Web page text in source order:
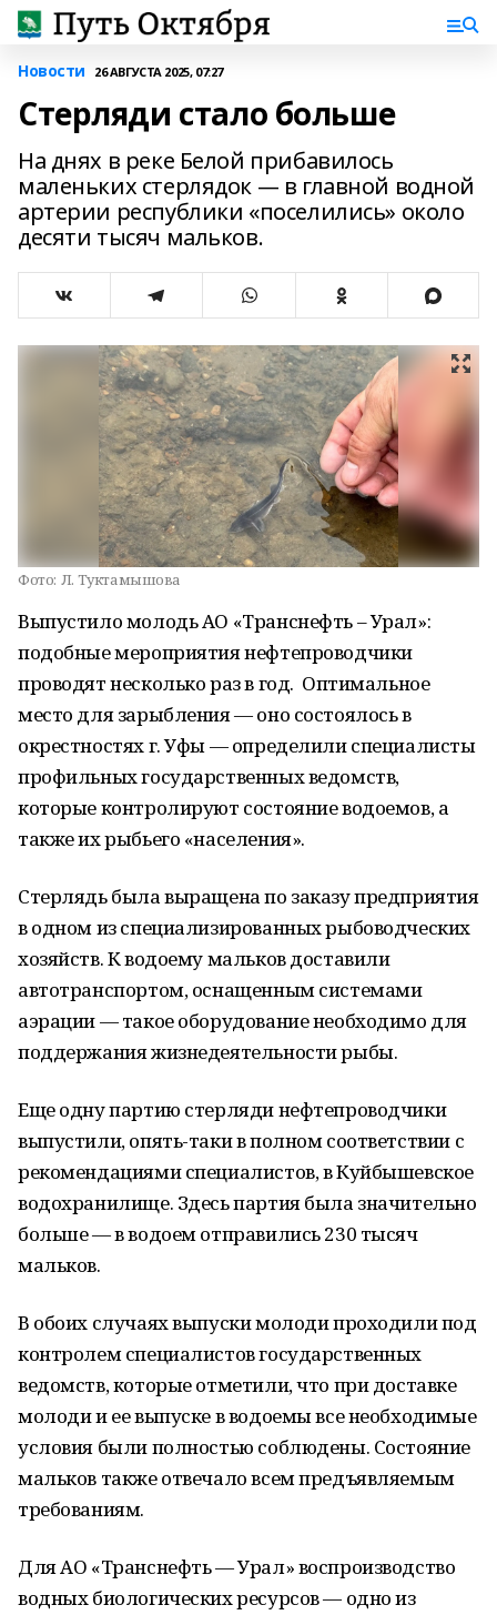
Новости 26 АВГУСТА 2025, 07:27
Стерляди стало больше
На днях в реке Белой прибавилось
маленьких стерлядок — в главной водной
артерии республики «поселились» около
десяти тысяч мальков.
Фото: Л. Туктамышова
Выпустило молодь АО «Транснефть – Урал»:
подобные мероприятия нефтепроводчики
проводят несколько раз в год. Оптимальное
место для зарыбления — оно состоялось в
окрестностях г. Уфы — определили специалисты
профильных государственных ведомств,
которые контролируют состояние водоемов, а
также их рыбьего «населения».
Стерлядь была выращена по заказу предприятия
в одном из специализированных рыбоводческих
хозяйств. К водоему мальков доставили
автотранспортом, оснащенным системами
аэрации — такое оборудование необходимо для
поддержания жизнедеятельности рыбы.
Еще одну партию стерляди нефтепроводчики
выпустили, опять-таки в полном соответствии с
рекомендациями специалистов, в Куйбышевское
водохранилище. Здесь партия была значительно
больше — в водоем отправились 230 тысяч
мальков.
В обоих случаях выпуски молоди проходили под
контролем специалистов государственных
ведомств, которые отметили, что при доставке
молоди и ее выпуске в водоемы все необходимые
условия были полностью соблюдены. Состояние
мальков также отвечало всем предъявляемым
требованиям.
Для АО «Транснефть — Урал» воспроизводство
водных биологических ресурсов — одно из